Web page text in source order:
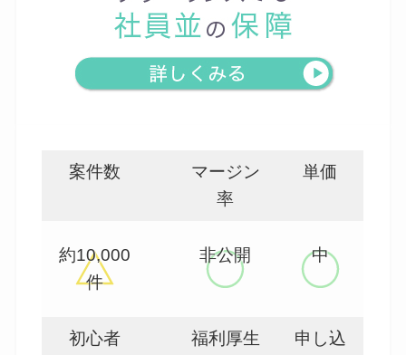
案件数
マージン
率
単価
約10,000
件
非公開 中
初心者 福利厚生
申し込